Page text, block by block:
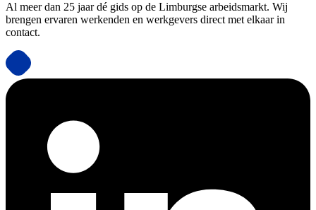
Al meer dan 25 jaar dé gids op de Limburgse arbeidsmarkt. Wij
brengen ervaren werkenden en werkgevers direct met elkaar in
contact.